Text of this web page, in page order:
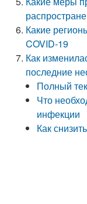
Какие
COVID-19
Как
последние
Полный
Что
инфекции
Как